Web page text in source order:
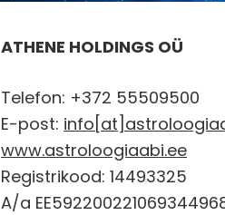
ATHENE HOLDINGS OÜ
Telefon: +372 55509500
E-post:
www.astroloogiaabi.ee
Registrikood: 14493325
A/a